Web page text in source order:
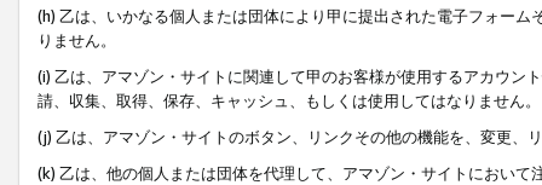
(h) 乙は、いかなる個人または団体により甲に提出された電子フォー
りません。
(i) 乙は、アマゾン・サイトに関連して甲のお客様が使用するアカウン
請、収集、取得、保存、キャッシュ、もしくは使用してはなりません。
(j) 乙は、アマゾン・サイトのボタン、リンクその他の機能を、変更、
(k) 乙は、他の個人または団体を代理して、アマゾン・サイトにおい